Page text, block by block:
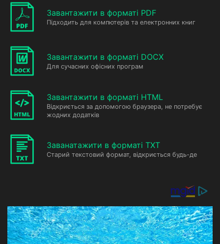
Завантажити в форматі PDF
Підходить для компютерів та електронних книг
Завантажити в форматі DOCX
Для сучасних офісних програм
Завантажити в форматі HTML
Відкриється за допомогою браузера, не потребує
жодних додатків
Заванатажити в форматі TXT
Старий текстовий формат, відкриється будь-де